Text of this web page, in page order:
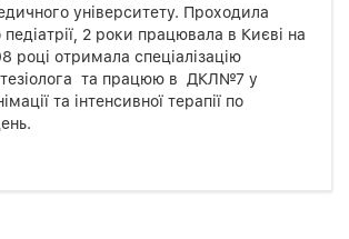
університету. Проходила
педіатрії, 2 роки працювала в Києві на
році отримала спеціалізацію
та працюю в ДКЛ№7 у
та інтенсивної терапії по